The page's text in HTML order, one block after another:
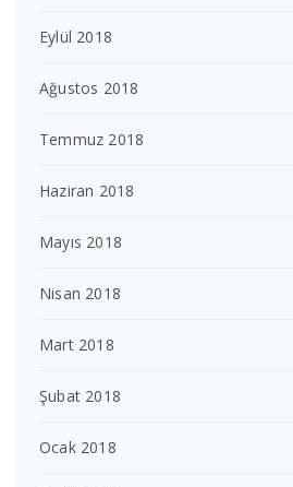
Eylül 2018
Ağustos 2018
Temmuz 2018
Haziran 2018
Mayıs 2018
Nisan 2018
Mart 2018
Şubat 2018
Ocak 2018